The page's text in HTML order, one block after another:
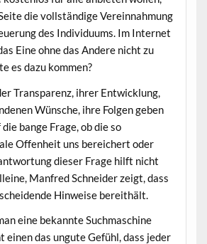
die vollständige Vereinnahmung
des Individuums. Im Internet
Eine ohne das Andere nicht zu
es dazu kommen?
Transparenz, ihrer Entwicklung,
Wünsche, ihre Folgen geben
bange Frage, ob die so
Offenheit uns bereichert oder
dieser Frage hilft nicht
Manfred Schneider zeigt, dass
Hinweise bereithält.
eine bekannte Suchmaschine
einen das ungute Gefühl, dass jeder